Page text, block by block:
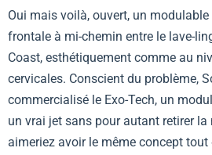
Oui mais voilà, ouvert, un
frontale à mi-chemin entre le lave-
Coast, esthétiquement comme au
cervicales. Conscient du problème,
commercialisé le Exo-Tech, un
un vrai jet sans pour autant retirer la
aimeriez avoir le même concept